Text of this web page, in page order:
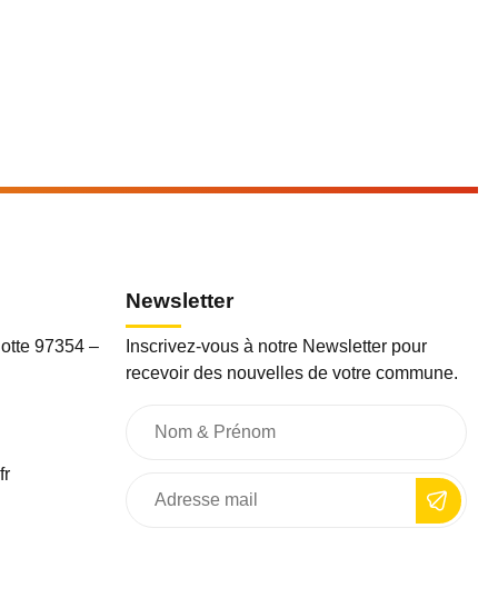
97354 –
Newsletter
Inscrivez-vous à notre Newsletter pour
recevoir des nouvelles de votre commune.